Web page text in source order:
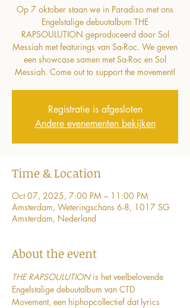
Op 7 oktober staan we in Paradiso met ons
Engelstalige debuutalbum THE
RAPSOULUTION geproduceerd door Sol
Messiah met featurings van Sa-Roc. We geven
een showcase samen met Sa-Roc en Sol
Messiah. Come out to support the movement!
Registratie is afgesloten
Andere evenementen bekijken
Time & Location
Oct 07, 2025, 7:00 PM – 11:00 PM
Amsterdam, Weteringschans 6-8, 1017 SG
Amsterdam, Nederland
About the event
THE RAPSOULUTION is het veelbelovende
Engelstalige debuutalbum van CTD
Movement, een hiphopcollectief dat lyrics